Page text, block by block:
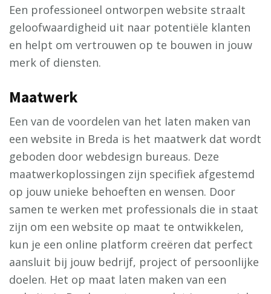
Een professioneel ontworpen website straalt
geloofwaardigheid uit naar potentiële klanten
en helpt om vertrouwen op te bouwen in jouw
merk of diensten.
Maatwerk
Een van de voordelen van het laten maken van
een website in Breda is het maatwerk dat wordt
geboden door webdesign bureaus. Deze
maatwerkoplossingen zijn specifiek afgestemd
op jouw unieke behoeften en wensen. Door
samen te werken met professionals die in staat
zijn om een website op maat te ontwikkelen,
kun je een online platform creëren dat perfect
aansluit bij jouw bedrijf, project of persoonlijke
doelen. Het op maat laten maken van een